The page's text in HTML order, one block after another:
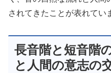
されてきたことが表れてい
長音階と短音階
と人間の意志の